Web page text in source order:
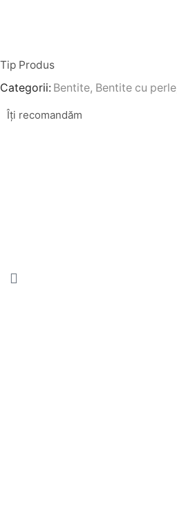
Tip Produs
Categorii: Bentite, Bentite cu perle
Îți recomandăm